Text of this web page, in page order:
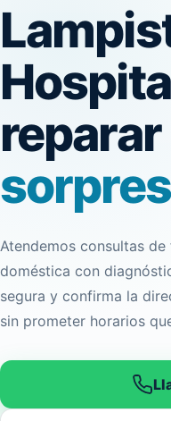
reparar
Atendemos consultas
doméstica con
segura y confirma la
sin prometer horarios